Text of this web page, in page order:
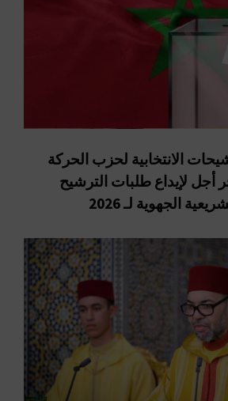
الانتخابية لحزب الحركة
أجل لإيداع طلبات الترشيح
الجهوية لـ 2026